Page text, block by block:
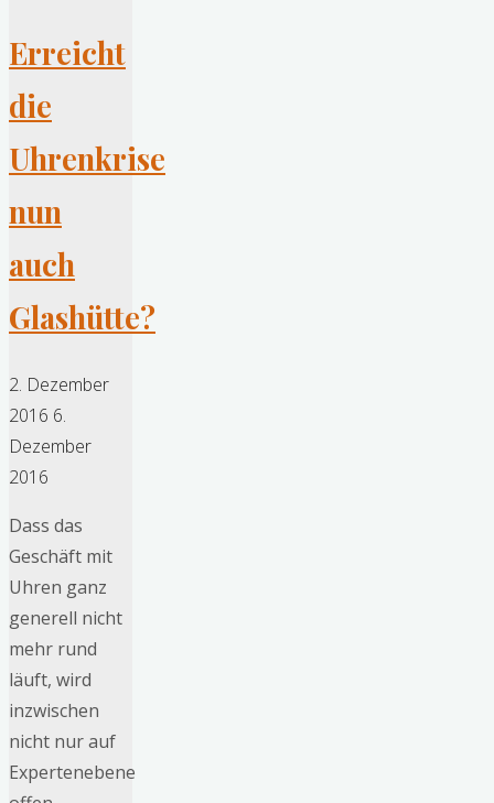
ist
gerettet"
Erreicht
die
Uhrenkrise
nun
auch
Glashütte?
2. Dezember
2016 6.
Dezember
2016
Dass das
Geschäft mit
Uhren ganz
generell nicht
mehr rund
läuft, wird
inzwischen
nicht nur auf
Expertenebene